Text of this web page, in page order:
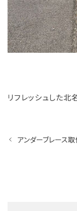
リフレッシュした北
アンダーブレース取